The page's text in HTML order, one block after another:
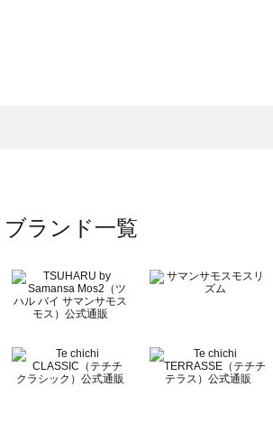
ブランド一覧